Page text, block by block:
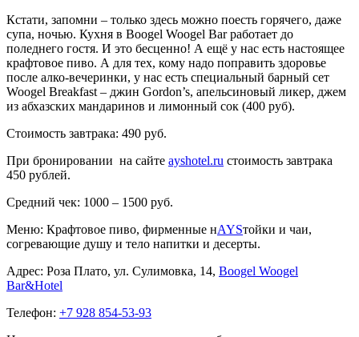
Кстати, запомни – только здесь можно поесть горячего, даже
супа, ночью. Кухня в Boogel Woogel Bar работает до
поледнего гостя. И это бесценно! А ещё у нас есть настоящее
крафтовое пиво. А для тех, кому надо поправить здоровье
после алко-вечеринки, у нас есть специальный барный сет
Woogel Breakfast – джин Gordon’s, апельсиновый ликер, джем
из абхазских мандаринов и лимонный сок (400 руб).
Стоимость завтрака: 490 руб.
При бронировании на сайте ayshotel.ru стоимость завтрака
450 рублей.
Средний чек: 1000 – 1500 руб.
Меню: Крафтовое пиво, фирменные нAYSтойки и чаи,
согревающие душу и тело напитки и десерты.
Адрес: Роза Плато, ул. Сулимовка, 14, Boogel Woogel
Bar&Hotel
Телефон: +7 928 854-53-93